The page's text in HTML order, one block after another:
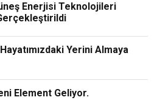
Enerjisi Teknolojileri
Yerini Almaya
Element Geliyor.